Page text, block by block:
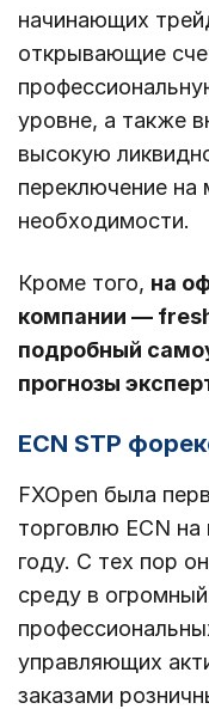
начинающих
открывающие
уровне, а также
высокую
переключение на
необходимости.
Кроме того, на
компании —
подробный
прогнозы
ECN STP
FXOpen была
торговлю ECN
году. С тех пор
среду в
управляющих
заказами